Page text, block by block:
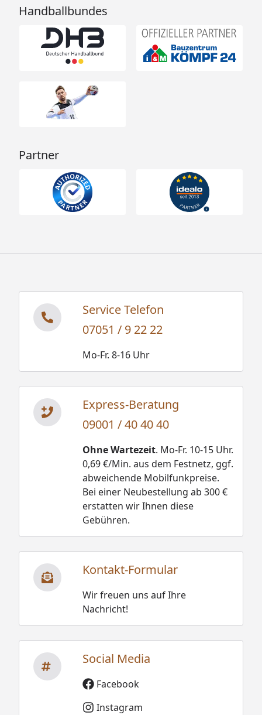
Handballbundes
Partner
Service Telefon
07051 / 9 22 22
Mo-Fr. 8-16 Uhr
Express-Beratung
09001 / 40 40 40
Ohne Wartezeit. Mo-Fr. 10-15 Uhr.
0,69 €/Min. aus dem Festnetz, ggf.
abweichende Mobilfunkpreise.
Bei einer Neubestellung ab 300 €
erstatten wir Ihnen diese
Gebühren.
Kontakt-Formular
Wir freuen uns auf Ihre
Nachricht!
Social Media
Facebook
Instagram